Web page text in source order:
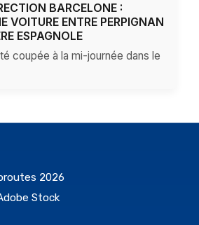
BARCELONE :
VOITURE ENTRE PERPIGNAN
ESPAGNOLE
coupée à la mi-journée dans le
2026
Stock